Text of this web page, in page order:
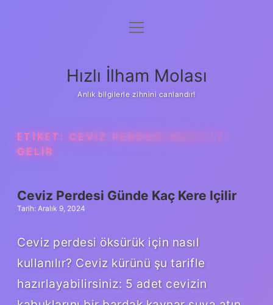
Anasayfa
Yasal Uyarı
menüyü
Hızlı İlham Molası
Anlık bilgilerle zihnini canlandır!
ETIKET: CEVIZ PERDESI NEYE IYI
GELIR
Ceviz Perdesi Günde Kaç Kere Içilir
Tarih: Aralık 9, 2024
Ceviz perdesi öksürük için nasıl
kullanılır? Ceviz kürünü şu tarifle
hazırlayabilirsiniz: 5 adet cevizin